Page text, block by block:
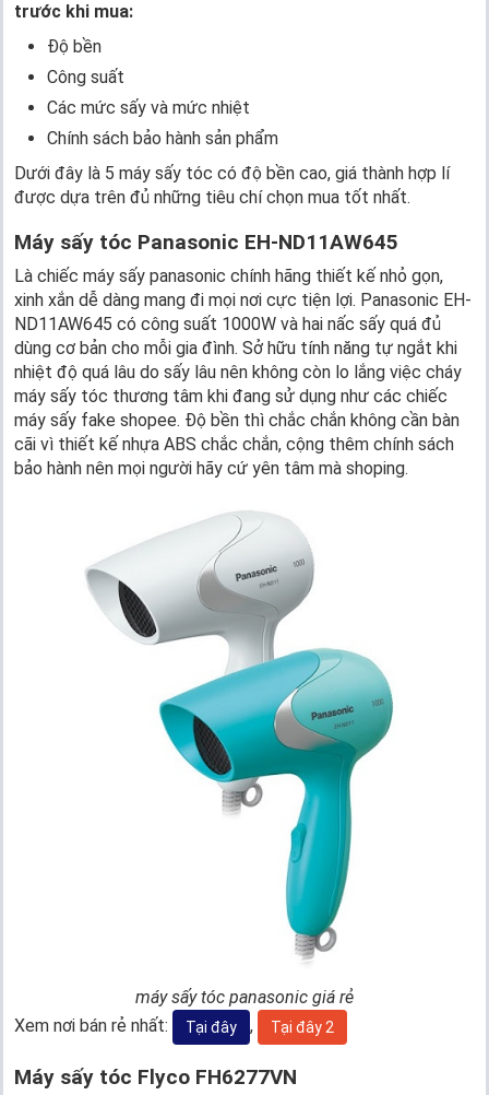
trước khi mua:
Độ bền
Công suất
Các mức sấy và mức nhiệt
Chính sách bảo hành sản phẩm
Dưới đây là 5 máy sấy tóc có độ bền cao, giá thành hợp lí
được dựa trên đủ những tiêu chí chọn mua tốt nhất.
Máy sấy tóc Panasonic EH-ND11AW645
Là chiếc máy sấy panasonic chính hãng thiết kế nhỏ gọn,
xinh xắn dễ dàng mang đi mọi nơi cực tiện lợi. Panasonic EH-
ND11AW645 có công suất 1000W và hai nấc sấy quá đủ
dùng cơ bản cho mỗi gia đình. Sở hữu tính năng tự ngắt khi
nhiệt độ quá lâu do sấy lâu nên không còn lo lắng việc cháy
máy sấy tóc thương tâm khi đang sử dụng như các chiếc
máy sấy fake shopee. Độ bền thì chắc chắn không cần bàn
cãi vì thiết kế nhựa ABS chắc chắn, cộng thêm chính sách
bảo hành nên mọi người hãy cứ yên tâm mà shoping.
máy sấy tóc panasonic giá rẻ
Xem nơi bán rẻ nhất:
Tại đây , Tại đây 2
Máy sấy tóc Flyco FH6277VN